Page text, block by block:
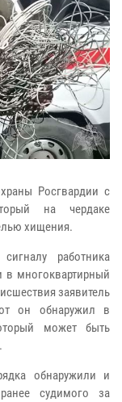
Росгвардии с
на чердаке
хищения.
работника
многоквартирный
заявитель
он обнаружил в
может быть
обнаружили и
судимого за